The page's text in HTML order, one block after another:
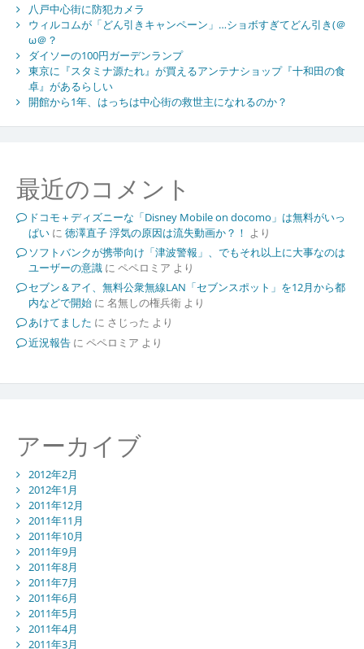
八戸中心街に防犯カメラ
ウィルコムが「どん引きキャンペーン」…ショボすぎてどん引き(＠
ω＠？
ダイソーの100円ガーデンランプ
東京に『スタミナ源たれ』が買えるアンテナショップ『十和田の食
卓』があるらしい
開館から1年、はっちは中心街の救世主になれるのか？
最近のコメント
ドコモ＋ディズニーな「Disney Mobile on docomo」は無料がいっ
ぱいに 徳澤直子 浮気の原因は流失動画か？！ より
ソフトバンクが携帯向け「津波警報」、でもそれ以上に大事なのは
ユーザーの意識に ペペロミア より
セブン＆アイ、無料公衆無線LAN「セブンスポット」を12月から都
内などで開始に 名無しの権兵衛より
あけてました に さじった より
近況報告に ペペロミア より
アーカイブ
2012年2月
2012年1月
2011年12月
2011年11月
2011年10月
2011年9月
2011年8月
2011年7月
2011年6月
2011年5月
2011年4月
2011年3月